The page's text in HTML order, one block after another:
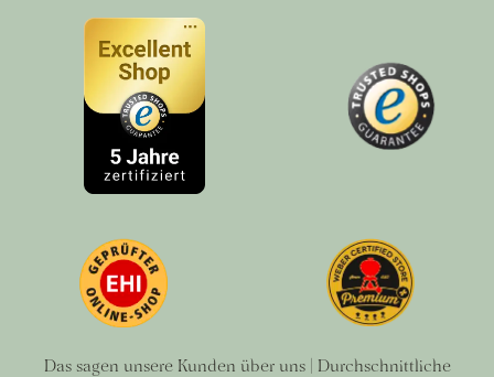
Das sagen unsere Kunden über uns | Durchschnittliche